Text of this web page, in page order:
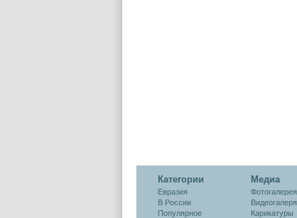
Категории
Евразия
В России
Популярное
Медиа
Фотогалерея
Видеогалеря
Карикатуры